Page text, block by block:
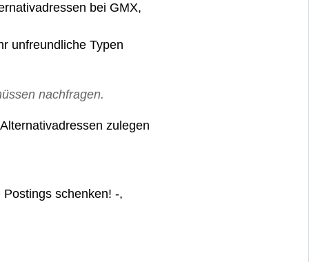
bei GMX,
unfreundliche Typen
nachfragen.
zulegen
schenken! -,